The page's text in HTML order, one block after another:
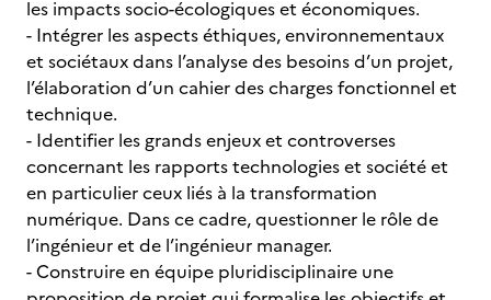
les impacts socio-écologiques et économiques.
- Intégrer les aspects éthiques, environnementaux
et sociétaux dans l’analyse des besoins d’un projet,
l’élaboration d’un cahier des charges fonctionnel et
technique.
- Identifier les grands enjeux et controverses
concernant les rapports technologies et société et
en particulier ceux liés à la transformation
numérique. Dans ce cadre, questionner le rôle de
l’ingénieur et de l’ingénieur manager.
- Construire en équipe pluridisciplinaire une